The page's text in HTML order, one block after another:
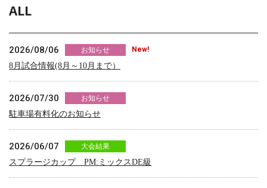
ALL
2026/08/06 お知らせ New!
8月試合情報(8月～10月まで）
2026/07/30 お知らせ
駐車場有料化のお知らせ
2026/06/07 大会結果
スプラージカップ PM:ミックスDE級